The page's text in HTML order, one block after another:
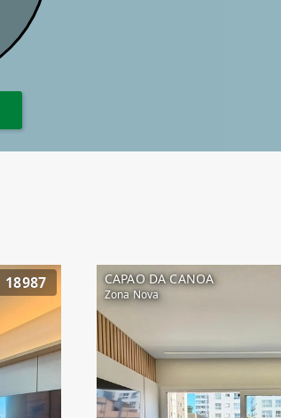
18987 CAPAO DA CANOA
Zona Nova